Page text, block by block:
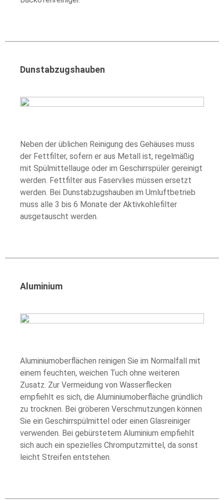
Dunstabzugshauben
Neben der üblichen Reinigung des Gehäuses muss
der Fettfilter, sofern er aus Metall ist, regelmäßig
mit Spülmittellauge oder im Geschirrspüler gereinigt
werden. Fettfilter aus Faservlies müssen ersetzt
werden. Bei Dunstabzugshauben im Umluftbetrieb
muss alle 3 bis 6 Monate der Aktivkohlefilter
ausgetauscht werden.
Aluminium
Aluminiumoberflächen reinigen Sie im Normalfall mit
einem feuchten, weichen Tuch ohne weiteren
Zusatz. Zur Vermeidung von Wasserflecken
empfiehlt es sich, die Aluminiumoberfläche gründlich
zu trocknen. Bei gröberen Verschmutzungen können
Sie ein Geschirrspülmittel oder einen Glasreiniger
verwenden. Bei gebürstetem Aluminium empfiehlt
sich auch ein spezielles Chromputzmittel, da sonst
leicht Streifen entstehen.